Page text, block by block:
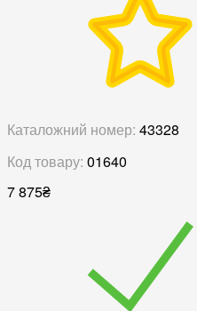
Каталожний номер: 43328
Код товару: 01640
7 875₴